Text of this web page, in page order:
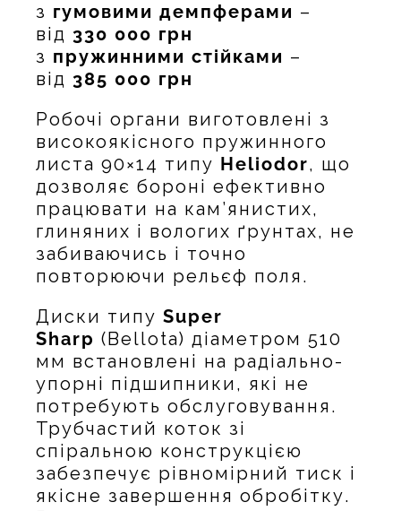
з гумовими демпферами –
від 330 000 грн
з пружинними стійками –
від 385 000 грн
Робочі органи виготовлені з
високоякісного пружинного
листа 90×14 типу Heliodor, що
дозволяє бороні ефективно
працювати на кам’янистих,
глиняних і вологих ґрунтах, не
забиваючись і точно
повторюючи рельєф поля.
Диски типу Super
Sharp (Bellota) діаметром 510
мм встановлені на радіально-
упорні підшипники, які не
потребують обслуговування.
Трубчастий коток зі
спіральною конструкцією
забезпечує рівномірний тиск і
якісне завершення обробітку.